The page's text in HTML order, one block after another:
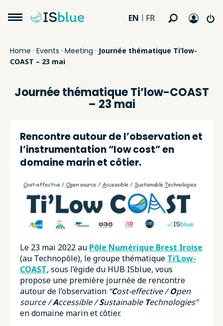
EN FR
Home · Events · Meeting · Journée thématique Ti’low-
COAST – 23 mai
Journée thématique Ti’low-COAST
– 23 mai
Rencontre autour de l’observation et
l’instrumentation “low cost” en
domaine marin et côtier.
Le 23 mai 2022 au Pôle Numérique Brest Iroise
(au Technopôle), le groupe thématique Ti’Low-
COAST, sous l’égide du HUB ISblue, vous
propose une première journée de rencontre
autour de l’observation “Cost-effective /Open
source /Accessible /Sustainable Technologies”
en domaine marin et côtier.